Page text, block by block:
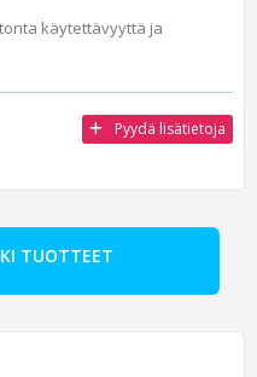
käytettävyyttä ja
Pyydä lisätietoja
TUOTTEET